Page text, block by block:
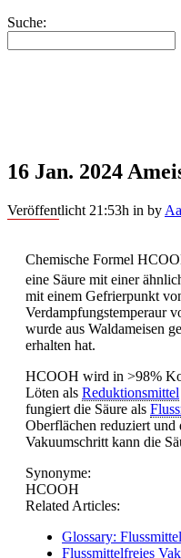
Suche:
16 Jan. 2024
Veröffentlicht 21:53h in by
Chemische Formel
eine Säure mit einer
mit einem Gefrierpunkt
Verdampfungstemperaur
wurde aus Waldameisen
erhalten hat.
HCOOH wird in >98%
Löten als Reduktionsmittel
fungiert die Säure als
Oberflächen reduziert und
Vakuumschritt kann die
Synonyme:
HCOOH
Related Articles:
Glossary:
Flussmittelfreies